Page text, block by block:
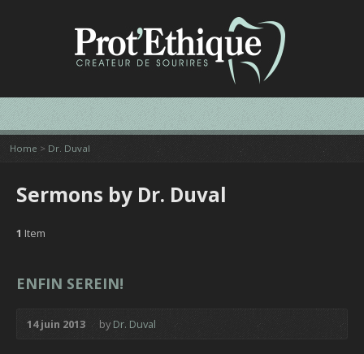
Home > Dr. Duval
Sermons by Dr. Duval
1 Item
ENFIN SEREIN!
14 juin 2013 by Dr. Duval